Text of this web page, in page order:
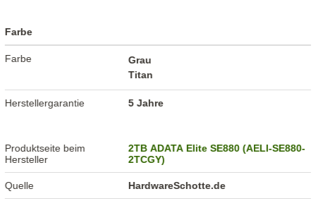
Farbe
Farbe
Grau
Titan
Herstellergarantie 5 Jahre
Produktseite beim
Hersteller
2TB ADATA Elite SE880 (AELI-SE880-
2TCGY)
Quelle HardwareSchotte.de